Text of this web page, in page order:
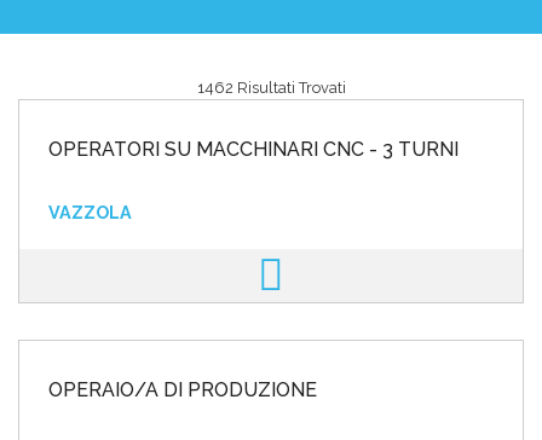
INVIA CV
1462 Risultati Trovati
OPERATORI SU MACCHINARI CNC - 3 TURNI
VAZZOLA
OPERAIO/A DI PRODUZIONE